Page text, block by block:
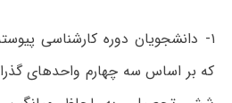
۱- دانشجویان دوره کارشناسی
که بر اساس سه چهارم واحدهای